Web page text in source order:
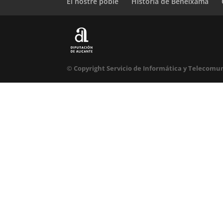
© Copyright Servicio de Informática y